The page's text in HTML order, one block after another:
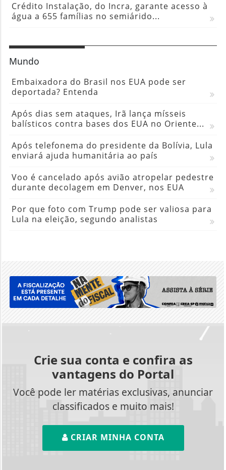
Crédito Instalação, do Incra, garante acesso à
água a 655 famílias no semiárido...
Mundo
Embaixadora do Brasil nos EUA pode ser
deportada? Entenda
Após dias sem ataques, Irã lança mísseis
balísticos contra bases dos EUA no Oriente...
Após telefonema do presidente da Bolívia, Lula
enviará ajuda humanitária ao país
Voo é cancelado após avião atropelar pedestre
durante decolagem em Denver, nos EUA
Por que foto com Trump pode ser valiosa para
Lula na eleição, segundo analistas
Crie sua conta e confira as
vantagens do Portal
Você pode ler matérias exclusivas, anunciar
classificados e muito mais!
CRIAR MINHA CONTA